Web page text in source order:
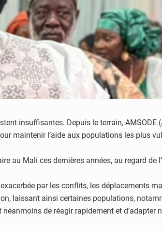
insuffisantes. Depuis le terrain, AMSODE
maintenir l’aide aux populations les plus
au Mali ces dernières années, au regard de
par les conflits, les déplacements
laissant ainsi certaines populations,
de réagir rapidement et d’adapter